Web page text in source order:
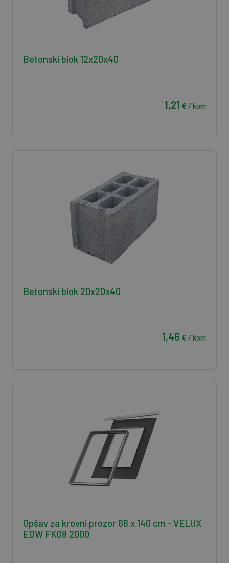
Betonski blok 12x20x40
1,21 € / kom
Betonski blok 20x20x40
1,46 € / kom
Opšav za krovni prozor 66 x 140 cm - VELUX
EDW FK08 2000